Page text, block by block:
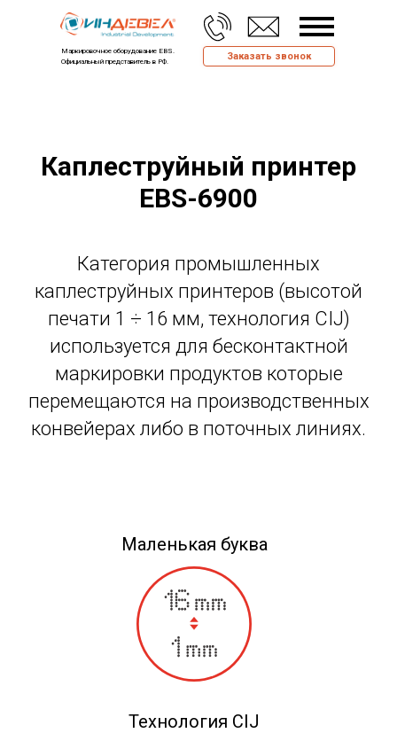
Заказать звонок
Маркировочное оборудование EBS.
Официальный представитель в РФ.
Каплеструйный принтер
EBS-6900
Категория промышленных
каплеструйных принтеров (высотой
печати 1 ÷ 16 мм, технология CIJ)
используется для бесконтактной
маркировки продуктов которые
перемещаются на производственных
конвейерах либо в поточных линиях.
Маленькая буква
Технология CIJ